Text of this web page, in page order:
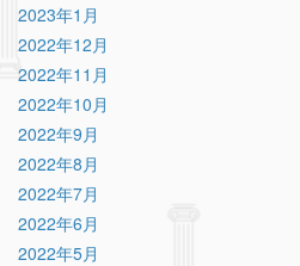
2023年1月
2022年12月
2022年11月
2022年10月
2022年9月
2022年8月
2022年7月
2022年6月
2022年5月